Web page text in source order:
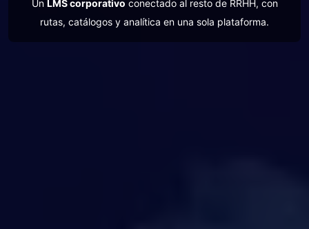
Un LMS corporativo conectado al resto de RRHH, con
rutas, catálogos y analítica en una sola plataforma.